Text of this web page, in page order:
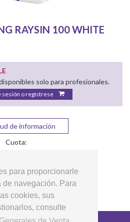
para proporcionarle
navegación. Para
cookies, sus
consulte
RAYSIN 100 WHITE
solo para profesionales.
sesión o regístrese
de información
Cuota: